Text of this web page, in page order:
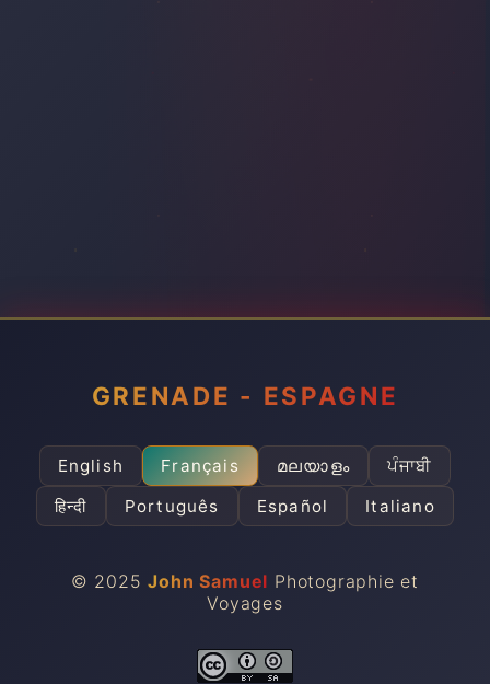
GRENADE - ESPAGNE
English Français മലയാളം
ਪੰਜਾਬੀ
हिन्दी
Português Español Italiano
© 2025John Samuel Photographie et
Voyages